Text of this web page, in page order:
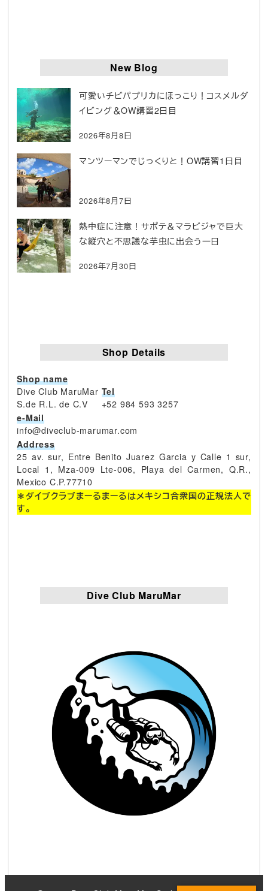
New Blog
可愛いチビパプリカにほっこり！コスメルダ
イビング＆OW講習2日目
2026年8月8日
マンツーマンでじっくりと！OW講習1日目
2026年8月7日
熱中症に注意！サポテ＆マラビジャで巨大
な縦穴と不思議な芋虫に出会う一日
2026年7月30日
Shop Details
Shop name
Dive Club MaruMar
S.de R.L. de C.V
Tel
+52 984 593 3257
e-Mail
info@diveclub-marumar.com
Address
25 av. sur, Entre Benito Juarez Garcia y Calle 1 sur,
Local 1, Mza-009 Lte-006, Playa del Carmen, Q.R.,
Mexico C.P.77710
＊ダイブクラブまーるまーるはメキシコ合衆国の正規法人で
す。
Dive Club MaruMar